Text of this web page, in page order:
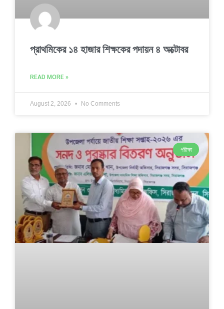
প্রাথমিকের ১৪ হাজার শিক্ষকের পদায়ন ৪ অক্টোবর
READ MORE »
August 2, 2026 No Comments
পরীক্ষা